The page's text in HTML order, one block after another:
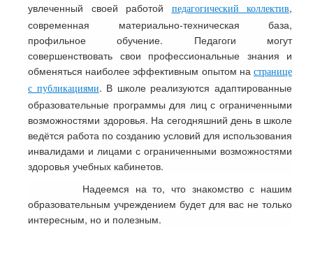
увлеченный своей работой
педагогический коллектив,
современная материально-техническая база,
профильное обучение. Педагоги могут
совершенствовать свои профессиональные знания и
обменяться наиболее эффективным опытом на странице
с публикациями. В школе реализуются адаптированные
образовательные программы для лиц с ограниченными
возможностями здоровья. На сегодняшний день в школе
ведётся работа по созданию условий для использования
инвалидами и лицами с ограниченными возможностями
здоровья учебных кабинетов.
Надеемся на то, что знакомство с нашим
образовательным учреждением будет для вас не только
интересным, но и полезным.